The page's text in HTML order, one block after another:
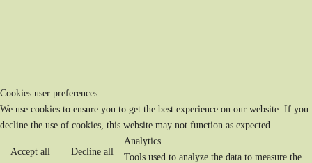
Cookies user preferences
We use cookies to ensure you to get the best experience on our website. If you
decline the use of cookies, this website may not function as expected.
Accept all Decline all
Analytics
Tools used to analyze the data to measure the